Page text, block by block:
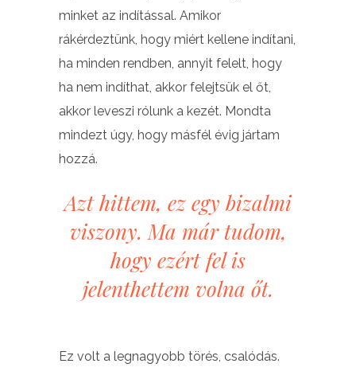
minket az indítással. Amikor
rákérdeztünk, hogy miért kellene indítani,
ha minden rendben, annyit felelt, hogy
ha nem indíthat, akkor felejtsük el őt,
akkor leveszi rólunk a kezét. Mondta
mindezt úgy, hogy másfél évig jártam
hozzá.
Azt hittem, ez egy bizalmi
viszony. Ma már tudom,
hogy ezért fel is
jelenthettem volna őt.
Ez volt a legnagyobb törés, csalódás.